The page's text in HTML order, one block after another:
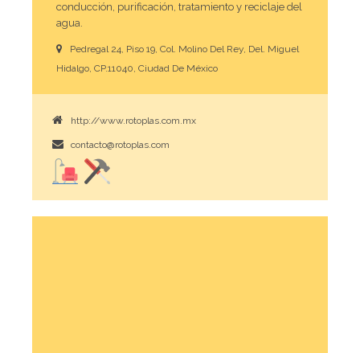
conducción, purificación, tratamiento y reciclaje del
agua.
Pedregal 24, Piso 19, Col. Molino Del Rey, Del. Miguel
Hidalgo, CP.11040, Ciudad De México
http://www.rotoplas.com.mx
contacto@rotoplas.com